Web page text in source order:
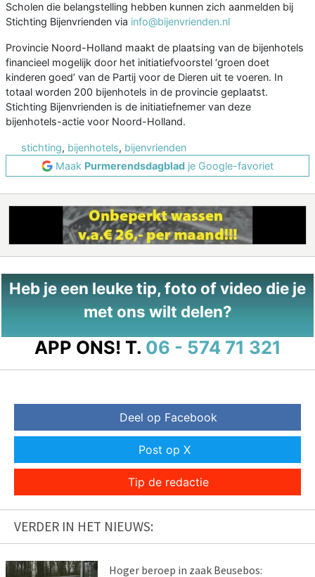
Scholen die belangstelling hebben kunnen zich aanmelden bij
Stichting Bijenvrienden via info@bijenvrienden.nl
Provincie Noord-Holland maakt de plaatsing van de bijenhotels
financieel mogelijk door het initiatiefvoorstel ‘groen doet
kinderen goed’ van de Partij voor de Dieren uit te voeren. In
totaal worden 200 bijenhotels in de provincie geplaatst.
Stichting Bijenvrienden is de initiatiefnemer van deze
bijenhotels-actie voor Noord-Holland.
stichting, bijenhotels, bijenvrienden
Maak Purmerendsdagblad je Google-favoriet
Heb je een leuke tip, foto of video die je
met ons wilt delen?
APP ONS! T. 06 - 574 71 321
Deel op Facebook
Post op X
Tip de redactie
VERDER IN HET NIEUWS:
Hoger beroep in zaak Beusebos: